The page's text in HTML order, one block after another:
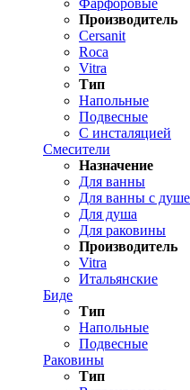
Фарфоровые
Производитель
Cersanit
Roca
Vitra
Тип
Напольные
Подвесные
С инсталяцией
Смесители
Назначение
Для ванны
Для ванны с
Для душа
Для раковины
Производитель
Vitra
Итальянские
Биде
Тип
Напольные
Подвесные
Раковины
Тип